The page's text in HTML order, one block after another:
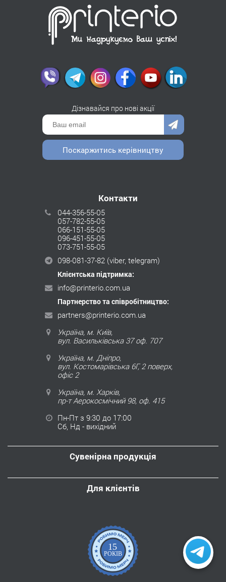
Дізнавайся про нові акції
Поскаржитись керівництву
Контакти
044-356-55-05
057-782-55-05
066-151-55-05
096-451-55-05
073-751-55-05
098-081-37-82 (viber, telegram)
Клієнтська підтримка:
info@printerio.com.ua
Партнерство та співробітництво:
partners@printerio.com.ua
Україна, м. Київ,
вул. Васильківська 37 оф. 707
Україна, м. Дніпро,
вул. Костомарівська 6Г, 2 поверх,
офіс 2
Україна, м. Харків,
пр-т Аерокосмічний 98, оф. 415
Пн-Пт з 9:30 до 17:00
Сб, Нд - вихідний
Сувенірна продукція
Для клієнтів
15
РОКІВ